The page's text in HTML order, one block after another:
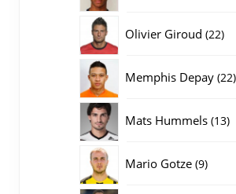
Olivier Giroud 2222
Memphis Depay 2222
Mats Hummels 1313
Mario Gotze 99